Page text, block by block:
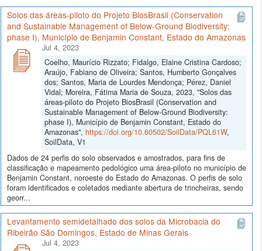
Solos das áreas-piloto do Projeto BiosBrasil (Conservation
and Sustainable Management of Below-Ground Biodiversity:
phase I), Município de Benjamin Constant, Estado do Amazonas
Jul 4, 2023
Coelho, Maurício Rizzato; Fidalgo, Elaine Cristina Cardoso;
Araújo, Fabiano de Oliveira; Santos, Humberto Gonçalves
dos; Santos, Maria de Lourdes Mendonça; Pérez, Daniel
Vidal; Moreira, Fátima Maria de Souza, 2023, "Solos das
áreas-piloto do Projeto BiosBrasil (Conservation and
Sustainable Management of Below-Ground Biodiversity:
phase I), Município de Benjamin Constant, Estado do
Amazonas", https://doi.org/10.60502/SoilData/PQL61W,
SoilData, V1
Dados de 24 perfis do solo observados e amostrados, para fins de
classificação e mapeamento pedológico uma área-piloto no município de
Benjamin Constant, noroeste do Estado do Amazonas. O perfis de solo
foram identificados e coletados mediante abertura de trincheiras, sendo
georr...
Levantamento semidetalhado dos solos da Microbacia do
Ribeirão São Domingos, Estado de Minas Gerais
Jul 4, 2023